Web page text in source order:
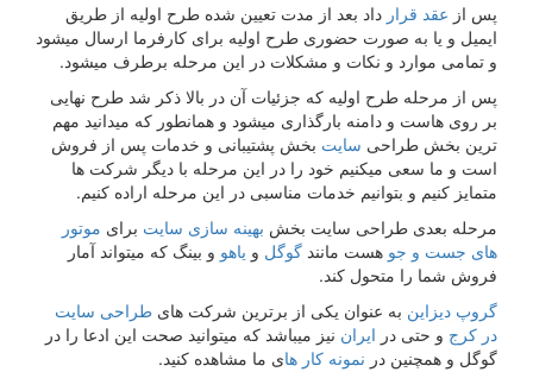
پس از عقد قرارداد بعد از مدت تعیین شده طرح اولیه از طریق
ایمیل و یا به صورت حضوری طرح اولیه برای کارفرما ارسال میشود
و تمامی موارد و نکات و مشکلات در این مرحله برطرف میشود.
پس از مرحله طرح اولیه که جزئیات آن در بالا ذکر شد طرح نهایی
بر روی هاست و دامنه بارگذاری میشود و همانطور که میدانید مهم
ترین بخش طراحی سایت بخش پشتیبانی و خدمات پس از فروش
است و ما سعی میکنیم خود را در این مرحله با دیگر شرکت ها
متمایز کنیم و بتوانیم خدمات مناسبی در این مرحله اراده کنیم.
مرحله بعدی طراحی سایت بخش بهینه سازی سایتبرای موتور
های جست و جوهست مانندگوگل و یاهوو بینگ که میتواند آمار
فروش شما را متحول کند.
گروپ دیزاینبه عنوان یکی از برترین شرکت های طراحی سایت
در کرجو حتی در ایران نیز میباشد که میتوانید صحت این ادعا را در
گوگل و همچنین در نمونه کار های ما مشاهده کنید.